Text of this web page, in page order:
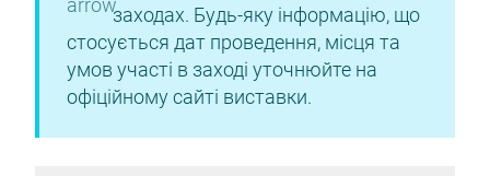
заходах. Будь-яку інформацію, що
стосується дат проведення, місця та
умов участі в заході уточнюйте на
офіційному сайті виставки.